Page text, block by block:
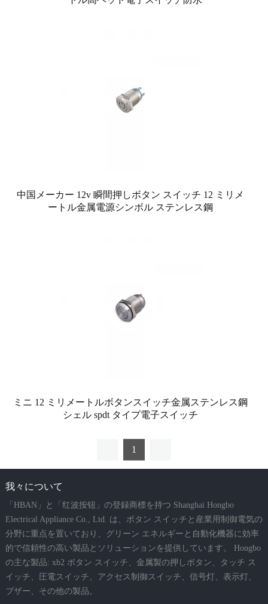
中国メーカー 12v 瞬間押しボタン スイッチ 12 ミリメ
ートル金属電源シンボル ステンレス鋼
ミニ 12 ミリメートルボタンスイッチ金属ステンレス鋼
シェル spdt タイプ電子スイッチ
1
我々について
「HBAN」と「红波按钮」の登録商標を持つ Shanghai Hongbo
Electrical Appliance Co., Ltd. は、ボタン スイッチと産業用制御電気の
分野に重点を置いており、グリーン エネルギーと自動化機器に効率
的で信頼性の高い製品とソリューションを提供しています。 Hongbo
の主な製品: xb2 ボタン スイッチ、金属製の押しボタン、タッチ ス
イッチ、圧電スイッチ、アクセス制御スイッチ、信号灯、表示灯、
ブザー、その他の製品。